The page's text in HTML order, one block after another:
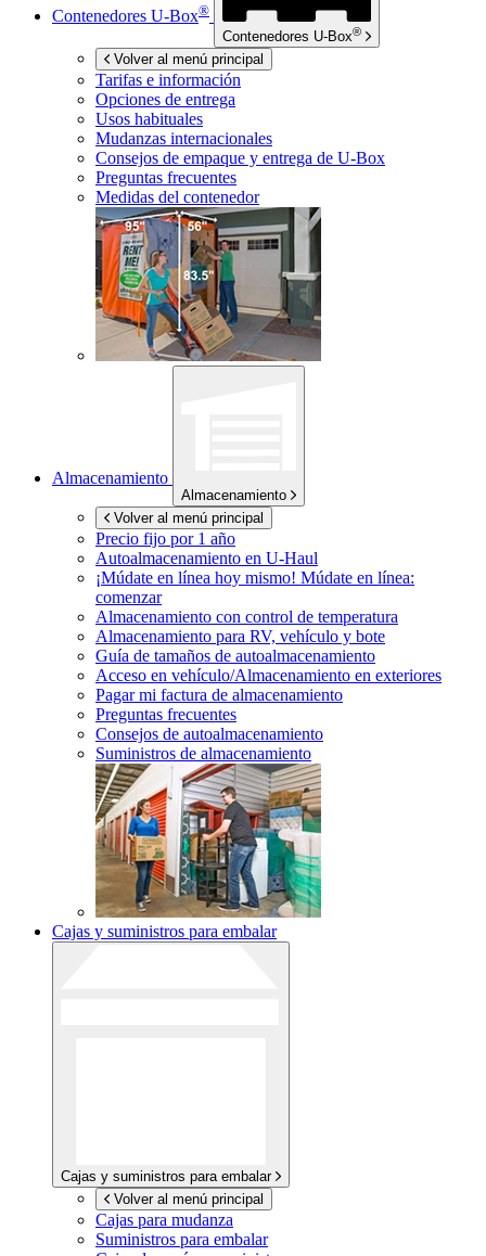
Contenedores U-Box®
Contenedores U-Box®
Volver al menú principal
Tarifas e información
Opciones de entrega
Usos habituales
Mudanzas internacionales
Consejos de empaque y entrega de U-Box
Preguntas frecuentes
Medidas del contenedor
Almacenamiento
Almacenamiento
Volver al menú principal
Precio fijo por 1 año
Autoalmacenamiento en U-Haul
¡Múdate en línea hoy mismo! Múdate en línea:
comenzar
Almacenamiento con control de temperatura
Almacenamiento para RV, vehículo y bote
Guía de tamaños de autoalmacenamiento
Acceso en vehículo/Almacenamiento en exteriores
Pagar mi factura de almacenamiento
Preguntas frecuentes
Consejos de autoalmacenamiento
Suministros de almacenamiento
Cajas y suministros para embalar
Cajas y suministros para embalar
Volver al menú principal
Cajas para mudanza
Suministros para embalar